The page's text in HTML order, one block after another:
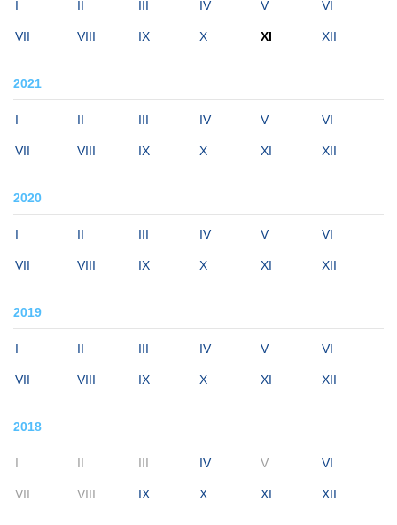
I II III IV V VI
VII VIII IX X XI XII
2021
I II III IV V VI
VII VIII IX X XI XII
2020
I II III IV V VI
VII VIII IX X XI XII
2019
I II III IV V VI
VII VIII IX X XI XII
2018
I II III IV V VI
VII VIII IX X XI XII